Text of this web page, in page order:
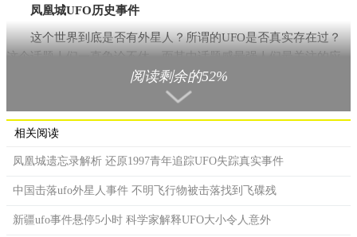
凤凰城UFO历史事件
这个世界到底是否有外星人？所谓的UFO是否真实存在过？
这个话题人们一直争论不休，而其中话题感最强人们最关注的应
该就是“凤凰城UFO事件”了。
在1997年，美国的凤凰城上空出现了发光物体，体型巨大引
起人们普遍关注，据说当时此发光物体在当地停留了近3个小时，
最后慢慢的小事，凤凰城数千名民众目睹了此事件的发生，引发
了各地热议的浪潮，人们纷纷猜测这是巨型UFO出现，但是至今
阅读剩余的52%
相关阅读
凤凰城遗忘录解析 还原1997青年追踪UFO失踪真实事件
中国击落ufo外星人事件 不明飞行物被击落找到飞碟残
新疆ufo事件悬停5小时 科学家解释UFO大小令人意外